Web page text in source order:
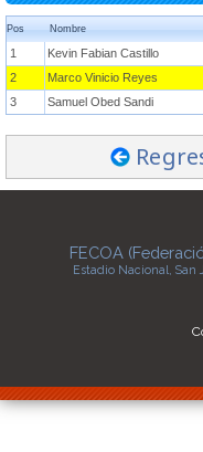
Pos Nombre
1 Kevin Fabian Castillo
2 Marco Vinicio Reyes
3 Samuel Obed Sandi
FECOA
Estadio Nacional, San